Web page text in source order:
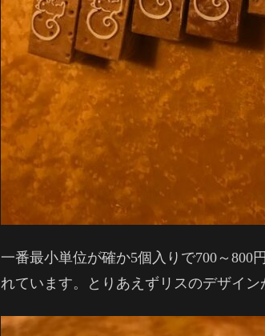
一番最小単位が確か5個入りで700～800
れています。とりあえずリスのデザイ